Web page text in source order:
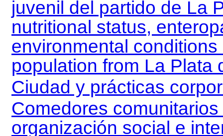
juvenil del partido de La
nutritional status,
environmental
population from La Plata
Ciudad y prácticas
Comedores
organización social e